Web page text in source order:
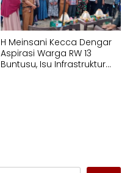
H Meinsani Kecca Dengar
Aspirasi Warga RW 13
Buntusu, Isu Infrastruktur